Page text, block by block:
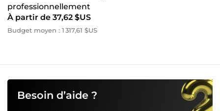
professionnellement
À partir de 37,62 $US
Budget moyen : 1 317,61 $US
Besoin d’aide ?